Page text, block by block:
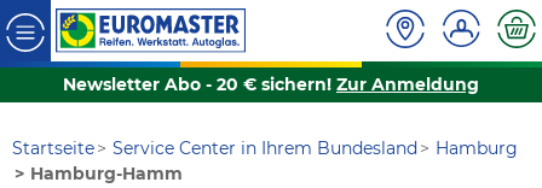
Newsletter Abo - 20 € sichern! Zur Anmeldung
Startseite Service Center in Ihrem Bundesland
Hamburg
Hamburg-Hamm